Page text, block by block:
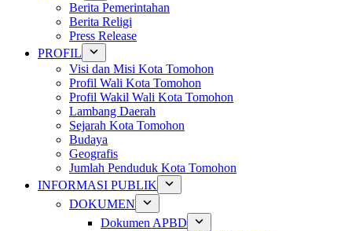
Berita Pemerintahan
Berita Religi
Press Release
PROFIL
Visi dan Misi Kota Tomohon
Profil Wali Kota Tomohon
Profil Wakil Wali Kota Tomohon
Lambang Daerah
Sejarah Kota Tomohon
Budaya
Geografis
Jumlah Penduduk Kota Tomohon
INFORMASI PUBLIK
DOKUMEN
Dokumen APBD